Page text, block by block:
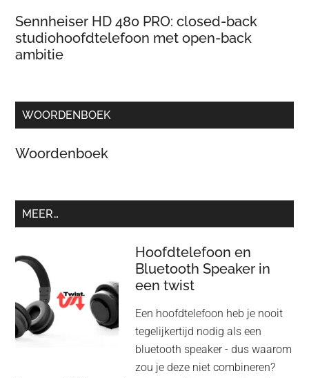
Sennheiser HD 480 PRO: closed-back
studiohoofdtelefoon met open-back
ambitie
WOORDENBOEK
Woordenboek
MEER…
Hoofdtelefoon en
Bluetooth Speaker in
een twist
Een hoofdtelefoon heb je nooit
tegelijkertijd nodig als een
bluetooth speaker - dus waarom
zou je deze niet combineren?